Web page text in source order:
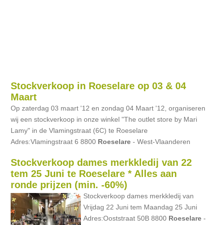
Stockverkoop in Roeselare op 03 & 04
Maart
Op zaterdag 03 maart '12 en zondag 04 Maart '12, organiseren
wij een stockverkoop in onze winkel "The outlet store by Mari
Lamy" in de Vlamingstraat (6C) te Roeselare
Adres:Vlamingstraat 6 8800 Roeselare - West-Vlaanderen
Stockverkoop dames merkkledij van 22
tem 25 Juni te Roeselare * Alles aan
ronde prijzen (min. -60%)
Stockverkoop dames merkkledij van
Vrijdag 22 Juni tem Maandag 25 Juni
Adres:Ooststraat 50B 8800 Roeselare -